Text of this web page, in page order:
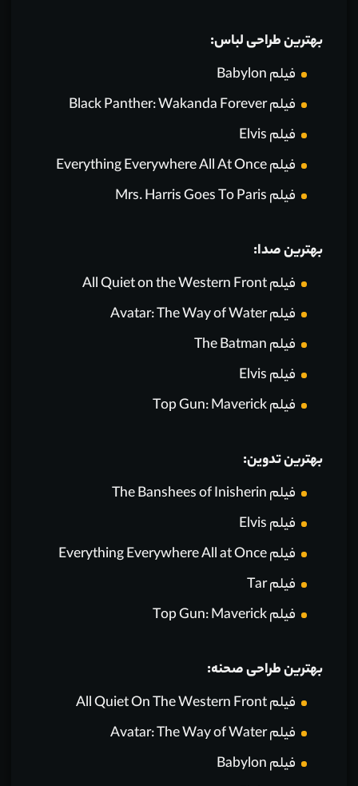
بهترین طراحی لباس:
فیلم Babylon
فیلم Black Panther: Wakanda Forever
فیلم Elvis
فیلم Everything Everywhere All At Once
فیلم Mrs. Harris Goes To Paris
بهترین صدا:
فیلم All Quiet on the Western Front
فیلم Avatar: The Way of Water
فیلم The Batman
فیلم Elvis
فیلم Top Gun: Maverick
بهترین تدوین:
فیلم The Banshees of Inisherin
فیلم Elvis
فیلم Everything Everywhere All at Once
فیلم Tar
فیلم Top Gun: Maverick
بهترین طراحی صحنه:
فیلم All Quiet On The Western Front
فیلم Avatar: The Way of Water
فیلم Babylon